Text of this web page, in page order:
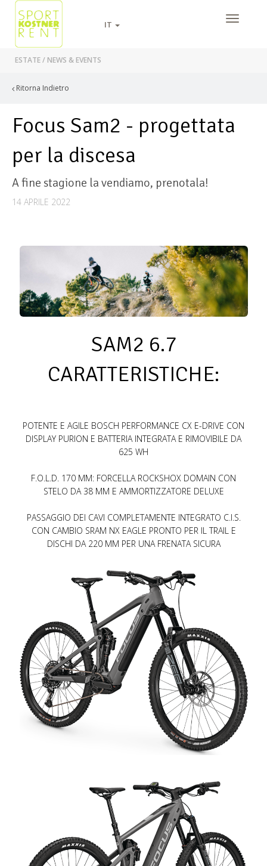
IT
ESTATE/ NEWS & EVENTS
Ritorna Indietro
Focus Sam2 - progettata
per la discesa
A fine stagione la vendiamo, prenotala!
14 APRILE 2022
SAM2 6.7
CARATTERISTICHE:
POTENTE E AGILE BOSCH PERFORMANCE CX E-DRIVE CON
DISPLAY PURION E BATTERIA INTEGRATA E RIMOVIBILE DA
625 WH
F.O.L.D. 170 MM: FORCELLA ROCKSHOX DOMAIN CON
STELO DA 38 MM E AMMORTIZZATORE DELUXE
PASSAGGIO DEI CAVI COMPLETAMENTE INTEGRATO C.I.S.
CON CAMBIO SRAM NX EAGLE PRONTO PER IL TRAIL E
DISCHI DA 220 MM PER UNA FRENATA SICURA